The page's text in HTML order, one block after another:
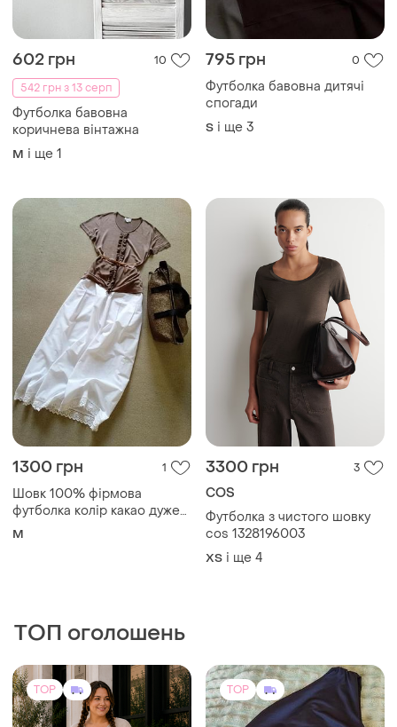
602 грн
10
542 грн з 13 серп
Футболка бавовна
коричнева вінтажна
M і ще 1
795 грн 0
Футболка бавовна дитячі
спогади
S і ще 3
1300 грн 1
Шовк 100% фірмова
футболка колір какао дуже
гарна
M
3300 грн 3
COS
Футболка з чистого шовку
cos 1328196003
ХS і ще 4
ТОП оголошень
TOP TOP